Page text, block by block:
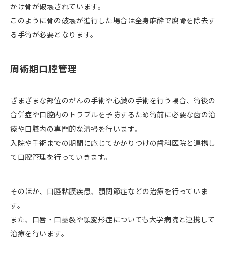
かけ骨が破壊されています。
このように骨の破壊が進行した場合は全身麻酔で腐骨を除去す
る手術が必要となります。
周術期口腔管理
ざまざまな部位のがんの手術や心臓の手術を行う場合、術後の
合併症や口腔内のトラブルを予防するため術前に必要な歯の治
療や口腔内の専門的な清掃を行います。
入院や手術までの期間に応じてかかりつけの歯科医院と連携し
て口腔管理を行っていきます。
そのほか、口腔粘膜疾患、顎関節症などの治療を行っていま
す。
また、口唇・口蓋裂や顎変形症についても大学病院と連携して
治療を行います。